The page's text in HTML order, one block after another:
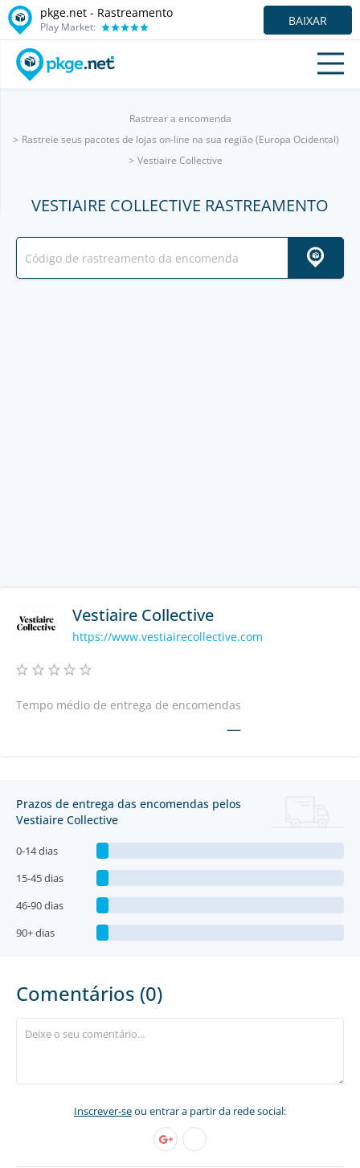
pkge.net - Rastreamento
Play Market: BAIXAR
Rastrear a encomenda
Rastreie seus pacotes de lojas on-line na sua região (Europa Ocidental)
Vestiaire Collective
VESTIAIRE COLLECTIVE RASTREAMENTO
Vestiaire Collective
https://www.vestiairecollective.com
Tempo médio de entrega de encomendas
—
Prazos de entrega das encomendas pelos
Vestiaire Collective
0-14 dias
15-45 dias
46-90 dias
90+ dias
Comentários (0)
Inscrever-seou entrar a partir da rede social: